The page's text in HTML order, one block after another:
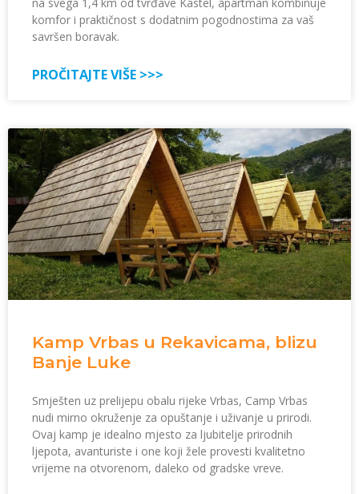
na svega 1,4 km od tvrđave Kastel, apartman kombinuje
komfor i praktičnost s dodatnim pogodnostima za vaš
savršen boravak.
PROČITAJTE VIŠE >>>
Kamp Vrbas u Rekavicama, blizu
Banje Luke
Smješten uz prelijepu obalu rijeke Vrbas, Camp Vrbas
nudi mirno okruženje za opuštanje i uživanje u prirodi.
Ovaj kamp je idealno mjesto za ljubitelje prirodnih
ljepota, avanturiste i one koji žele provesti kvalitetno
vrijeme na otvorenom, daleko od gradske vreve.